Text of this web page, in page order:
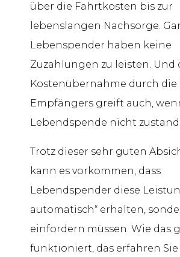
über die Fahrtkosten bis zur
lebenslangen Nachsorge.
Lebenspender haben keine
Zuzahlungen zu leisten. Und
Kostenübernahme durch die
Empfängers greift auch,
Lebendspende nicht
Trotz dieser sehr guten
kann es vorkommen, dass
Lebendspender diese
automatisch“ erhalten,
einfordern müssen. Wie das
funktioniert, das erfahren Sie